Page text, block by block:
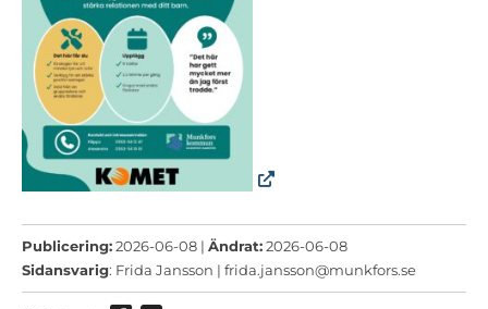
Publicering:2026-06-08 | Ändrat:2026-06-08
Sidansvarig: Frida Jansson | frida.jansson@munkfors.se